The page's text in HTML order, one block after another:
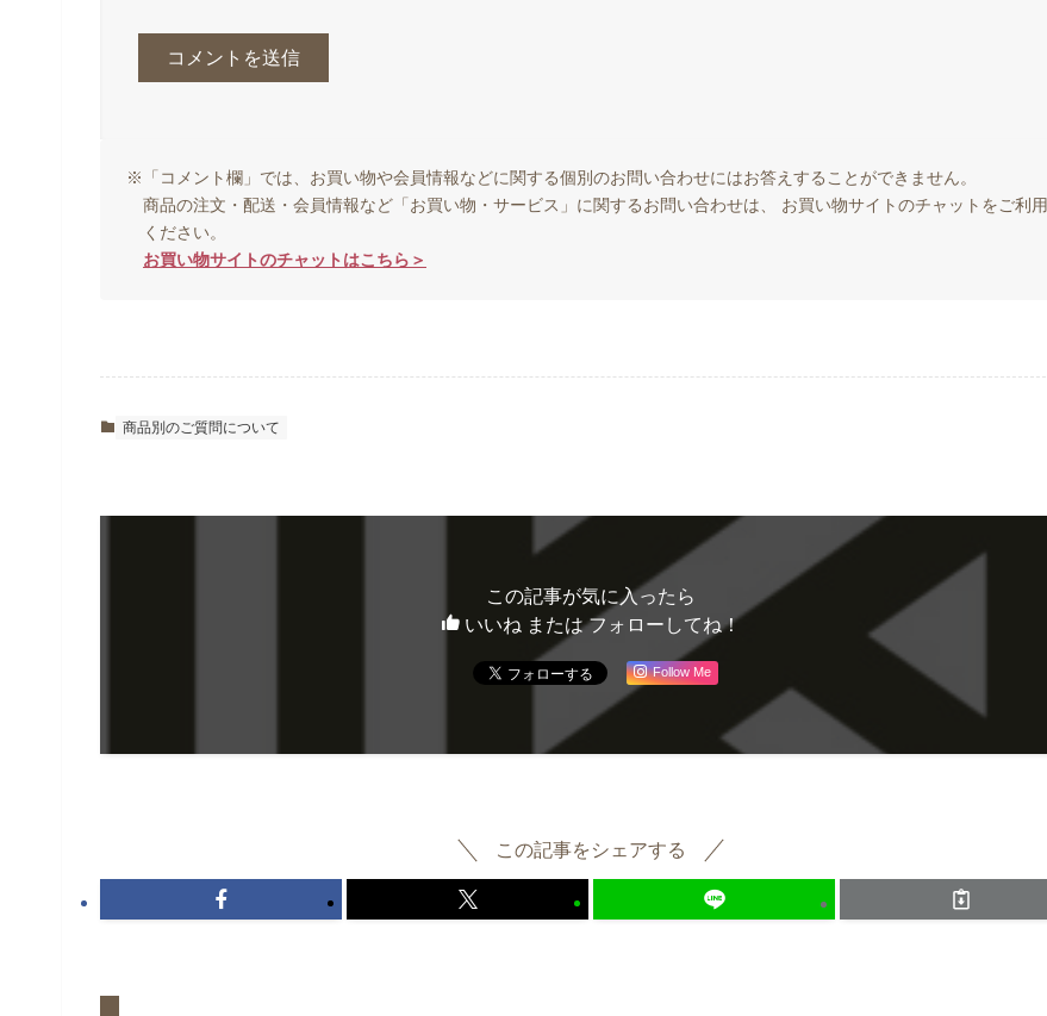
※「コメント欄」では、お買い物や会員情報などに関する個別のお問い合わせにはお答えすることができません。
商品の注文・配送・会員情報など「お買い物・サービス」に関するお問い合わせは、 お買い物サイトのチャットをご利用
ください。
お買い物サイトのチャットはこちら＞
商品別のご質問について
この記事が気に入ったら
いいね または フォローしてね！
Follow Me
この記事をシェアする